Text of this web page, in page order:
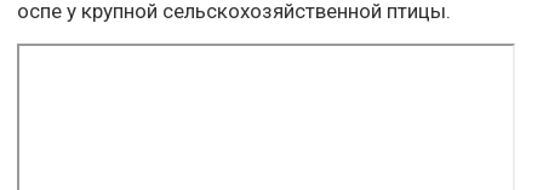
оспе у крупной сельскохозяйственной птицы.